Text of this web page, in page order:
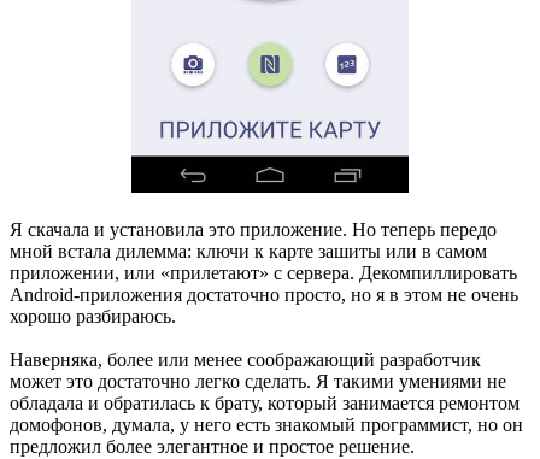
Я скачала и установила это приложение. Но теперь передо
мной встала дилемма: ключи к карте зашиты или в самом
приложении, или «прилетают» с сервера. Декомпиллировать
Android-приложения достаточно просто, но я в этом не очень
хорошо разбираюсь.
Наверняка, более или менее соображающий разработчик
может это достаточно легко сделать. Я такими умениями не
обладала и обратилась к брату, который занимается ремонтом
домофонов, думала, у него есть знакомый программист, но он
предложил более элегантное и простое решение.